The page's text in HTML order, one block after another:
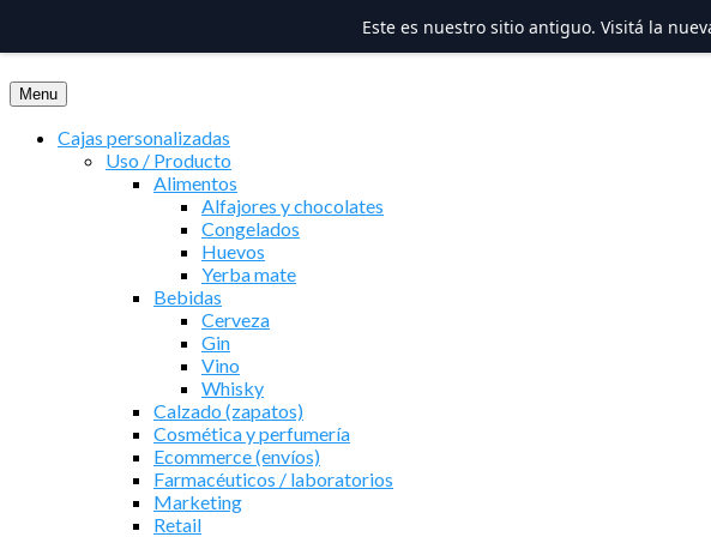
al
contenido
Menu
Cajas personalizadas
Uso / Producto
Alimentos
Alfajores y chocolates
Congelados
Huevos
Yerba mate
Bebidas
Cerveza
Gin
Vino
Whisky
Calzado (zapatos)
Cosmética y perfumería
Ecommerce (envíos)
Farmacéuticos / laboratorios
Marketing
Retail
Este es nuestro sitio antiguo. Visitá la